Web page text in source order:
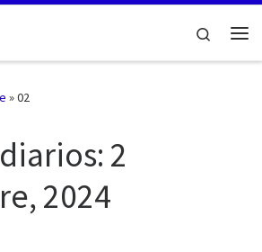
Search
»02
2
2024